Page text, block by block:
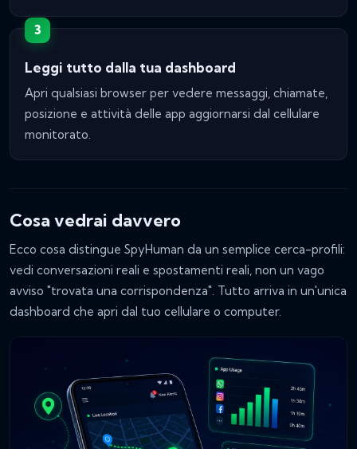
Leggi tutto dalla tua dashboard
Apri qualsiasi browser per vedere messaggi, chiamate,
posizione e attività delle app aggiornarsi dal cellulare
monitorato.
Cosa vedrai davvero
Ecco cosa distingue SpyHuman da un semplice cerca-profili:
vedi conversazioni reali e spostamenti reali, non un vago
avviso "trovata una corrispondenza". Tutto arriva in un'unica
dashboard che apri dal tuo cellulare o computer.